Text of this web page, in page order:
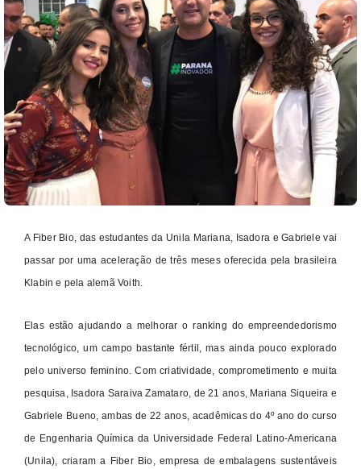
A Fiber Bio, das estudantes da Unila Mariana, Isadora e Gabriele vai
passar por uma aceleração de três meses oferecida pela brasileira
Klabin e pela alemã Voith.
Elas estão ajudando a melhorar o ranking do empreendedorismo
tecnológico, um campo bastante fértil, mas ainda pouco explorado
pelo universo feminino. Com criatividade, comprometimento e muita
pesquisa, Isadora Saraiva Zamataro, de 21 anos, Mariana Siqueira e
Gabriele Bueno, ambas de 22 anos, acadêmicas do 4º ano do curso
de Engenharia Química da Universidade Federal Latino-Americana
(Unila), criaram a Fiber Bio, empresa de embalagens sustentáveis